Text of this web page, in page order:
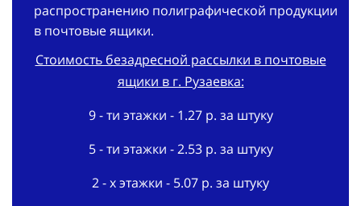
распространению полиграфической продукции
в почтовые ящики.
Стоимость безадресной рассылки в почтовые
ящики в г. Рузаевка:
9 - ти этажки - 1.27 р. за штуку
5 - ти этажки - 2.53 р. за штуку
2 - х этажки - 5.07 р. за штуку